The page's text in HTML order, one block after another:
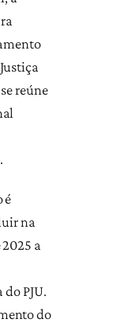
reúne
é
na
a
PJU.
do